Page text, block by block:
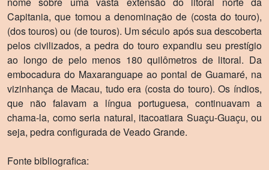
Capitania, que tomou a denominação de (costa do touro),
(dos touros) ou (de touros). Um século após sua descoberta
pelos civilizados, a pedra do touro expandiu seu prestígio
ao longo de pelo menos 180 quilômetros de litoral. Da
embocadura do Maxaranguape ao pontal de Guamaré, na
vizinhança de Macau, tudo era (costa do touro). Os í­ndios,
que não falavam a lí­ngua portuguesa, continuavam a
chama-la, como seria natural, itacoatiara Suaçu-Guaçu, ou
seja, pedra configurada de Veado Grande.
Fonte bibliografica: